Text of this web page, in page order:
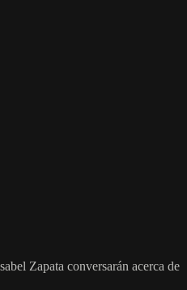
Zapata conversarán acerca de